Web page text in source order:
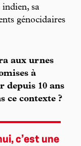
sa
génocidaires
aux urnes
à
depuis 10 ans
ce contexte ?
c’est une